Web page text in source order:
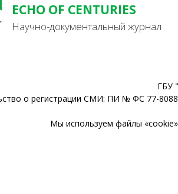
ECHO OF CENTURIES
Научно-документальный журнал
ГБУ
о регистрации СМИ: ПИ № ФС 77-
Мы используем файлы «cookie»